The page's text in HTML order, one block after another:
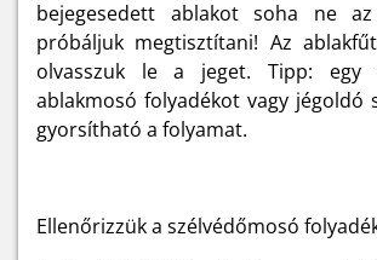
bejegesedett ablakot soha ne
próbáljuk megtisztítani! Az
olvasszuk le a jeget. Tipp: egy
ablakmosó folyadékot vagy jégoldó
gyorsítható a folyamat.
Ellenőrizzük a szélvédőmosó